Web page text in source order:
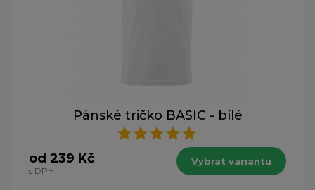
Pánské tričko BASIC - bílé
od 239 Kč
s DPH
Vybrat variantu